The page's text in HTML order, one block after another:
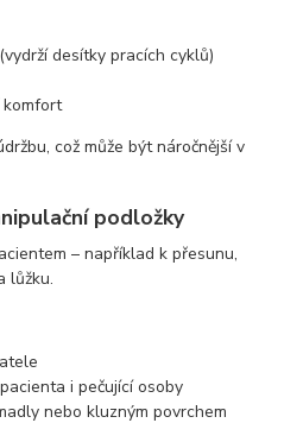
desítky pracích cyklů)
komfort
což může být náročnější v
podložky
– například k přesunu,
lůžku.
i pečující osoby
nebo kluzným povrchem